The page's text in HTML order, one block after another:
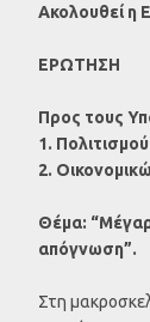
Ακολουθεί η
ΕΡΩΤΗΣΗ
Προς τoυς
1.
2.
Θέμα:
απόγνωση”.
Στη